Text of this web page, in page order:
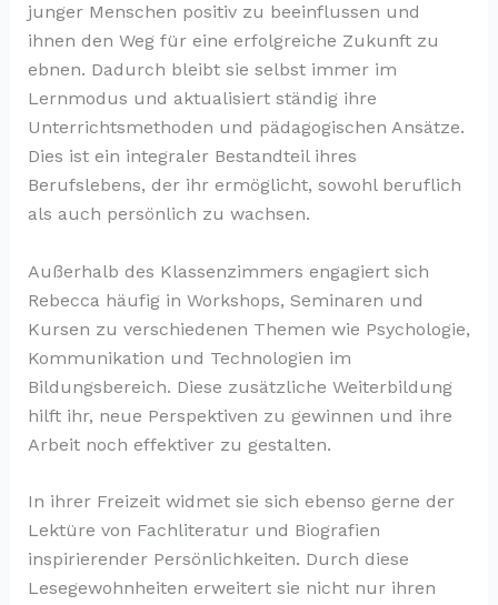
junger Menschen positiv zu beeinflussen und
ihnen den Weg für eine erfolgreiche Zukunft zu
ebnen. Dadurch bleibt sie selbst immer im
Lernmodus und aktualisiert ständig ihre
Unterrichtsmethoden und pädagogischen Ansätze.
Dies ist ein integraler Bestandteil ihres
Berufslebens, der ihr ermöglicht, sowohl beruflich
als auch persönlich zu wachsen.
Außerhalb des Klassenzimmers engagiert sich
Rebecca häufig in Workshops, Seminaren und
Kursen zu verschiedenen Themen wie Psychologie,
Kommunikation und Technologien im
Bildungsbereich. Diese zusätzliche Weiterbildung
hilft ihr, neue Perspektiven zu gewinnen und ihre
Arbeit noch effektiver zu gestalten.
In ihrer Freizeit widmet sie sich ebenso gerne der
Lektüre von Fachliteratur und Biografien
inspirierender Persönlichkeiten. Durch diese
Lesegewohnheiten erweitert sie nicht nur ihren